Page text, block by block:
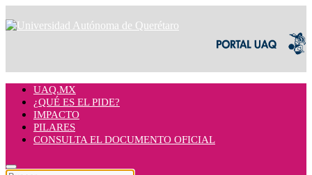
UAQ.MX
¿QUÉ ES EL PIDE?
IMPACTO
PILARES
CONSULTA EL DOCUMENTO OFICIAL